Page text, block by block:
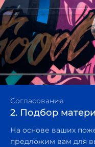
Согласование
2. Подбор
На основе ваших
предложим вам для